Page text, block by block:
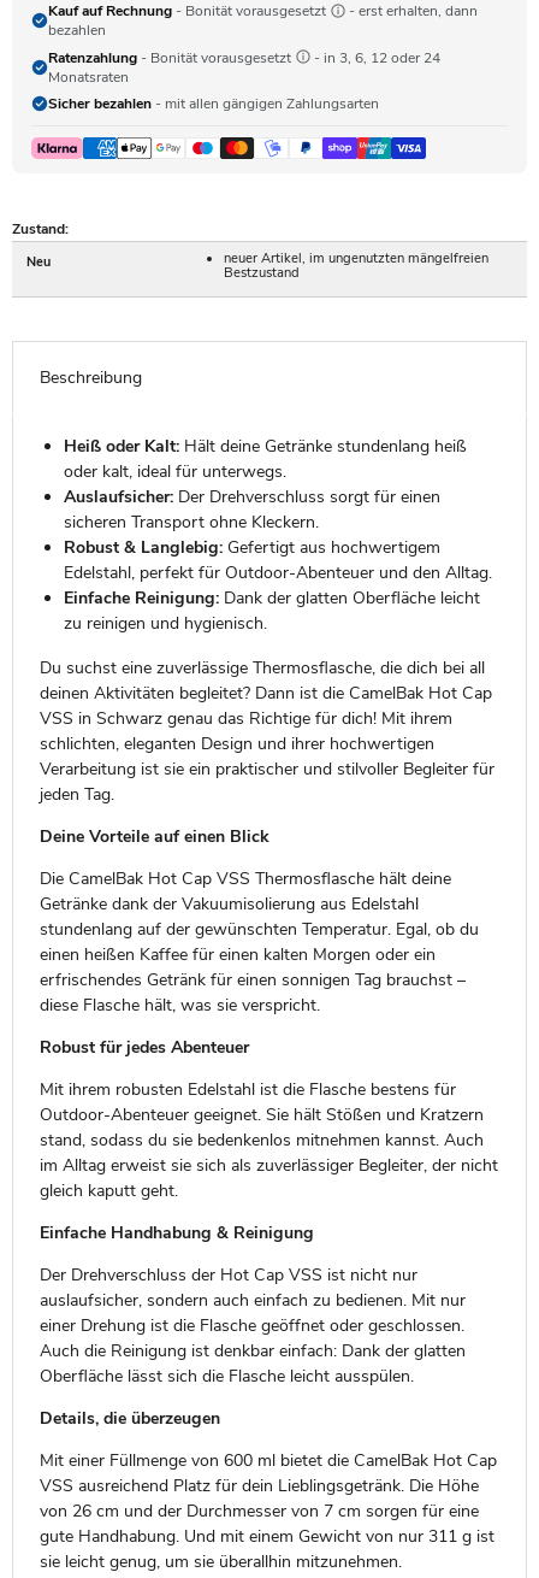
Kauf auf Rechnung - Bonität vorausgesetzt
- erst erhalten, dann
bezahlen
Ratenzahlung - Bonität vorausgesetzt
- in 3, 6, 12 oder 24
Monatsraten
Sicher bezahlen - mit allen gängigen Zahlungsarten
Zustand:
Neu
neuer Artikel, im ungenutzten mängelfreien
Bestzustand
Beschreibung
Heiß oder Kalt:Hält deine Getränke stundenlang heiß
oder kalt, ideal für unterwegs.
Auslaufsicher:Der Drehverschluss sorgt für einen
sicheren Transport ohne Kleckern.
Robust & Langlebig:Gefertigt aus hochwertigem
Edelstahl, perfekt für Outdoor-Abenteuer und den Alltag.
Einfache Reinigung:Dank der glatten Oberfläche leicht
zu reinigen und hygienisch.
Du suchst eine zuverlässige Thermosflasche, die dich bei all
deinen Aktivitäten begleitet? Dann ist die CamelBak Hot Cap
VSS in Schwarz genau das Richtige für dich! Mit ihrem
schlichten, eleganten Design und ihrer hochwertigen
Verarbeitung ist sie ein praktischer und stilvoller Begleiter für
jeden Tag.
Deine Vorteile auf einen Blick
Die CamelBak Hot Cap VSS Thermosflasche hält deine
Getränke dank der Vakuumisolierung aus Edelstahl
stundenlang auf der gewünschten Temperatur. Egal, ob du
einen heißen Kaffee für einen kalten Morgen oder ein
erfrischendes Getränk für einen sonnigen Tag brauchst –
diese Flasche hält, was sie verspricht.
Robust für jedes Abenteuer
Mit ihrem robusten Edelstahl ist die Flasche bestens für
Outdoor-Abenteuer geeignet. Sie hält Stößen und Kratzern
stand, sodass du sie bedenkenlos mitnehmen kannst. Auch
im Alltag erweist sie sich als zuverlässiger Begleiter, der nicht
gleich kaputt geht.
Einfache Handhabung & Reinigung
Der Drehverschluss der Hot Cap VSS ist nicht nur
auslaufsicher, sondern auch einfach zu bedienen. Mit nur
einer Drehung ist die Flasche geöffnet oder geschlossen.
Auch die Reinigung ist denkbar einfach: Dank der glatten
Oberfläche lässt sich die Flasche leicht ausspülen.
Details, die überzeugen
Mit einer Füllmenge von 600 ml bietet die CamelBak Hot Cap
VSS ausreichend Platz für dein Lieblingsgetränk. Die Höhe
von 26 cm und der Durchmesser von 7 cm sorgen für eine
gute Handhabung. Und mit einem Gewicht von nur 311 g ist
sie leicht genug, um sie überallhin mitzunehmen.